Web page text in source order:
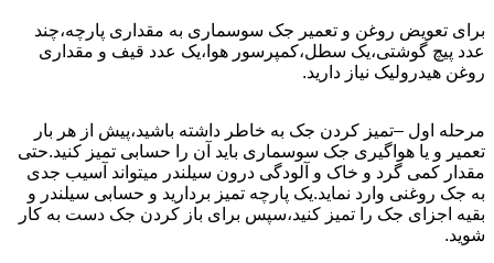
برای تعویض روغن و تعمیر جک سوسماری به مقداری پارچه،چند
عدد پیچ گوشتی،یک سطل،کمپرسور هوا،یک عدد قیف و مقداری
روغن هیدرولیک نیاز دارید.
مرحله اول –تمیز کردن جک به خاطر داشته باشید،پیش از هر بار
تعمیر و یا هواگیری جک سوسماری باید آن را حسابی تمیز کنید.حتی
مقدار کمی گرد و خاک و آلودگی درون سیلندر میتواند آسیب جدی
به جک روغنی وارد نماید.یک پارچه تمیز بردارید و حسابی سیلندر و
بقیه اجزای جک را تمیز کنید،سپس برای باز کردن جک دست به کار
شوید.